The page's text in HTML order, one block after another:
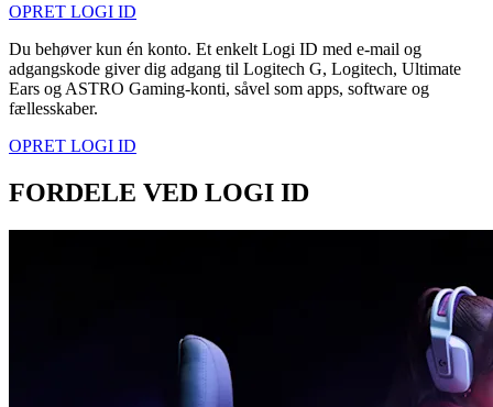
OPRET LOGI ID
Du behøver kun én konto. Et enkelt Logi ID med e-mail og
adgangskode giver dig adgang til Logitech G, Logitech, Ultimate
Ears og ASTRO Gaming-konti, såvel som apps, software og
fællesskaber.
OPRET LOGI ID
FORDELE VED LOGI ID